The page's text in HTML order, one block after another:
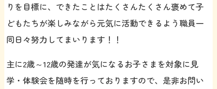
りを目標に、できたことはたくさんたくさん褒めて子
どもたちが楽しみながら元気に活動できるよう職員一
同日々努力してまいります！！
主に2歳～12歳の発達が気になるお子さまを対象に見
学・体験会を随時を行っておりますので、是非お問い